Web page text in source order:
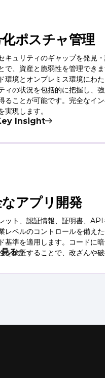
ポスチャ管理
キュリティのギャップを発見
で、資産と脆弱性を管理でき
環境とオンプレミス環境にわ
ィの状況を包括的に把握し、
ることが可能です。完全なイ
実現します。
Insight
アプリ開発
ット、認証情報、証明書、
レベルのコントロールを備え
基準を適用します。コードに
を検証することで、改ざんや
る